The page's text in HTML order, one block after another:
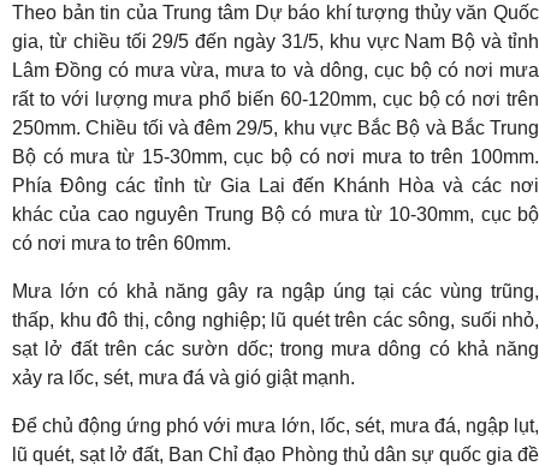
Theo bản tin của Trung tâm Dự báo khí tượng thủy văn Quốc
gia, từ chiều tối 29/5 đến ngày 31/5, khu vực Nam Bộ và tỉnh
Lâm Đồng có mưa vừa, mưa to và dông, cục bộ có nơi mưa
rất to với lượng mưa phổ biến 60-120mm, cục bộ có nơi trên
250mm. Chiều tối và đêm 29/5, khu vực Bắc Bộ và Bắc Trung
Bộ có mưa từ 15-30mm, cục bộ có nơi mưa to trên 100mm.
Phía Đông các tỉnh từ Gia Lai đến Khánh Hòa và các nơi
khác của cao nguyên Trung Bộ có mưa từ 10-30mm, cục bộ
có nơi mưa to trên 60mm.
Mưa lớn có khả năng gây ra ngập úng tại các vùng trũng,
thấp, khu đô thị, công nghiệp; lũ quét trên các sông, suối nhỏ,
sạt lở đất trên các sườn dốc; trong mưa dông có khả năng
xảy ra lốc, sét, mưa đá và gió giật mạnh.
Để chủ động ứng phó với mưa lớn, lốc, sét, mưa đá, ngập lụt,
lũ quét, sạt lở đất, Ban Chỉ đạo Phòng thủ dân sự quốc gia đề